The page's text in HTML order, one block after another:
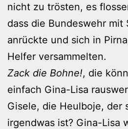
nicht zu trösten, es
dass die Bundeswehr mit
anrückte und sich in
Helfer versammelten.
Zack die Bohne!, die
einfach Gina-Lisa
Gisele, die Heulboje, der
irgendwas ist? Gina-Lisa